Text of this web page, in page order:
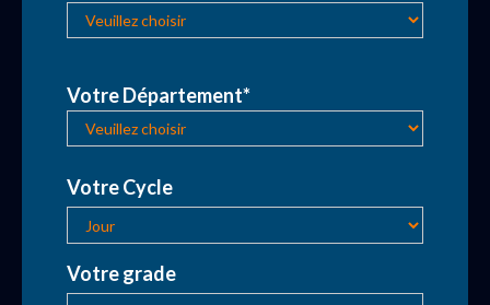
Votre Département*
Votre Cycle
Votre grade